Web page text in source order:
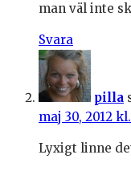
man väl inte
Svara
pilla
maj 30, 2012
Lyxigt linne